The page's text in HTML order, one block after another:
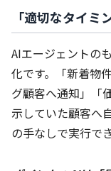
「適切なタイ
AIエージェントの
化です。「新着物
グ顧客へ通知」「
示していた顧客へ
の手なしで実行で